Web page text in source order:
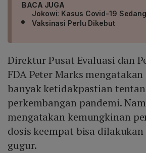
BACA JUGA
Jokowi: Kasus Covid-19
Vaksinasi Perlu Dikebut
Direktur Pusat Evaluasi dan
FDA Peter Marks
banyak ketidakpastian
perkembangan pandemi.
mengatakan kemungkinan
dosis keempat bisa
gugur.